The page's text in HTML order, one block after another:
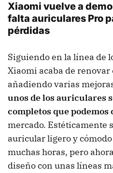
Xiaomi vuelve a
falta auriculares Pro
pérdidas
Siguiendo en la línea de
Xiaomi acaba de renovar
añadiendo varias
unos de los auriculares
completos que podemos
mercado. Estéticamente
auricular ligero y
muchas horas, pero
diseño con unas líneas